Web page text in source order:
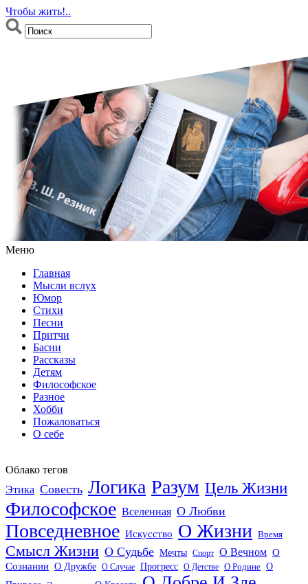
Чтобы жить!..
Меню
Главная
Мысли вслух
Юмор
Стихи
Песни
Притчи
Басни
Рассказы
Детям
Философское
Разное
Хобби
Пожаловаться
О себе
Облако тегов
Этика Совесть Логика Разум Цель Жизни
Философское Вселенная О Любви
Повседневное Искусство О Жизни Время
Смысл Жизни О Судьбе Мечты Спорт О Вечном О
Сознании О Дружбе О Случае Прогресс О Детстве О Родине О